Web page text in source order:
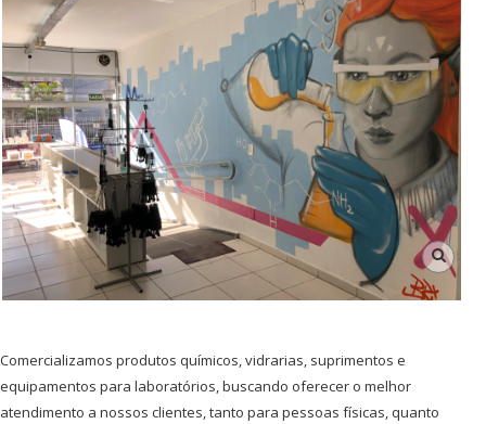
Comercializamos produtos químicos, vidrarias, suprimentos e
equipamentos para laboratórios, buscando oferecer o melhor
atendimento a nossos clientes, tanto para pessoas físicas, quanto